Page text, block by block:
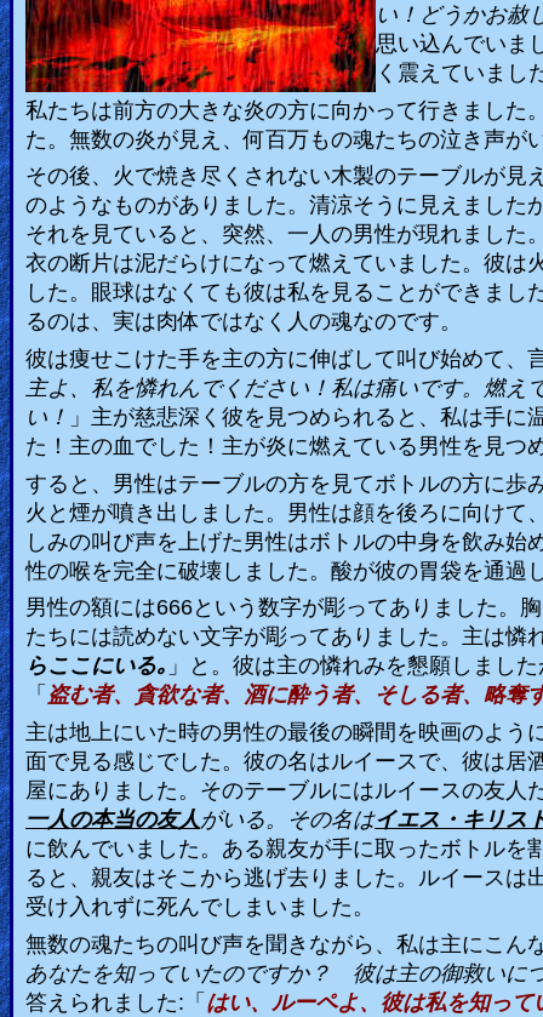
い！どうかお赦
思い込んでいま
く震えていまし
私たちは前方の大きな炎の方に向かって行きまし
た。無数の炎が見え、何百万もの魂たちの泣き声が
その後、火で焼き尽くされない木製のテーブルが見
のようなものがありました。清涼そうに見えました
それを見ていると、突然、一人の男性が現れました
衣の断片は泥だらけになって燃えていました。彼は
した。眼球はなくても彼は私を見ることができま
るのは、実は肉体ではなく人の魂なのです。
彼は痩せこけた手を主の方に伸ばして叫び始めて、
主よ、私を憐れんでください！私は痛いです。燃え
い！ 」主が慈悲深く彼を見つめられると、私は手
た！主の血でした！主が炎に燃えている男性を見つ
すると、男性はテーブルの方を見てボトルの方に
火と煙が噴き出しました。男性は顔を後ろに向け
しみの叫び声を上げた男性はボトルの中身を飲み
性の喉を完全に破壊しました。酸が彼の胃袋を通過
男性の額には666という数字が彫ってありました。
たちには読めない文字が彫ってありました。主は
らここにいる｡ 」と。彼は主の憐れみを懇願しまし
「 盗む者、貪欲な者、酒に酔う者、そしる者、略
主は地上にいた時の男性の最後の瞬間を映画のよ
面で見る感じでした。彼の名はルイースで、彼は
屋にありました。そのテーブルにはルイースの友人
一人の本当の友人がいる。その名はイエス・キリス
に飲んでいました。ある親友が手に取ったボトル
ると、親友はそこから逃げ去りました。ルイース
受け入れずに死んでしまいました。
無数の魂たちの叫び声を聞きながら、私は主にこん
あなたを知っていたのですか？ 彼は主の御救いに
答えられました: 「 はい、ルーペよ、彼は私を知っ